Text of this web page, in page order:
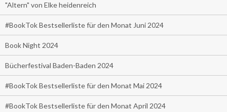
"Altern" von Elke heidenreich
#BookTok Bestsellerliste für den Monat Juni 2024
Book Night 2024
Bücherfestival Baden-Baden 2024
#BookTok Bestsellerliste für den Monat Mai 2024
#BookTok Bestsellerliste für den Monat April 2024